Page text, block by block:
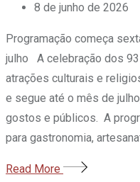
8 de junho de 2026
Programação começa
julho A celebração dos
atrações culturais e
e segue até o mês de
gostos e públicos. A
para gastronomia,
Read More